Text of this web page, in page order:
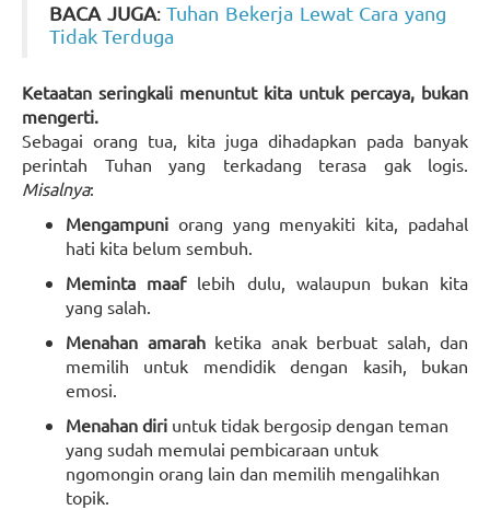
BACA JUGA:Tuhan Bekerja Lewat Cara yang
Tidak Terduga
Ketaatan seringkali menuntut kita untuk percaya, bukan
mengerti.
Sebagai orang tua, kita juga dihadapkan pada banyak
perintah Tuhan yang terkadang terasa gak logis.
Misalnya:
Mengampuni orang yang menyakiti kita, padahal
hati kita belum sembuh.
Meminta maaflebih dulu, walaupun bukan kita
yang salah.
Menahan amarahketika anak berbuat salah, dan
memilih untuk mendidik dengan kasih, bukan
emosi.
Menahan diri untuk tidak bergosip dengan teman
yang sudah memulai pembicaraan untuk
ngomongin orang lain dan memilih mengalihkan
topik.